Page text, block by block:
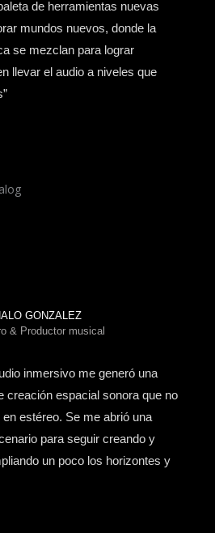
de herramientas nuevas
mundos nuevos, donde la
se mezclan para lograr
llevar el audio a niveles que
GONZALEZ
& Productor musical
inmersivo me generó una
creación espacial sonora que no
estéreo. Se me abrió una
para seguir creando y
un poco los horizontes y